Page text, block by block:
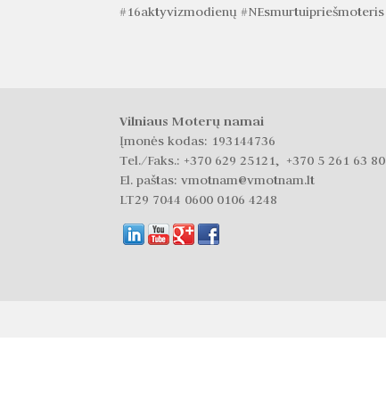
#16aktyvizmodienų #NEsmurtuipriešmoteris
Vilniaus Moterų namai
Įmonės kodas: 193144736
Tel./Faks.: +370 629 25121, +370 5 261 63 80
El. paštas: vmotnam@vmotnam.lt
LT29 7044 0600 0106 4248